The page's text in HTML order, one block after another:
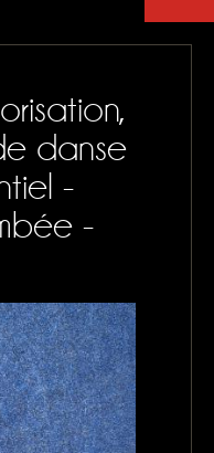
PARTENAIRE
NAPPAGE
danse
-
-